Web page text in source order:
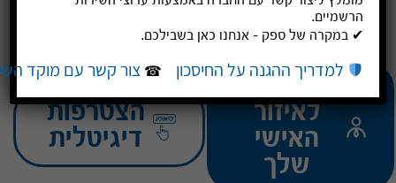
כניסה
לאיזור
האישי
שלך
הצטרפות
דיגיטלית
הרשמיים.
✔ במקרה של ספק – אנחנו כאן בשבילכם.
למדריך ההגנה על החיסכון ☎צור קשר עם מוקד